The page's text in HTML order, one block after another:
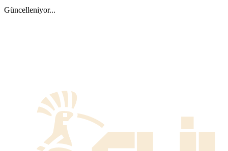
Güncelleniyor...